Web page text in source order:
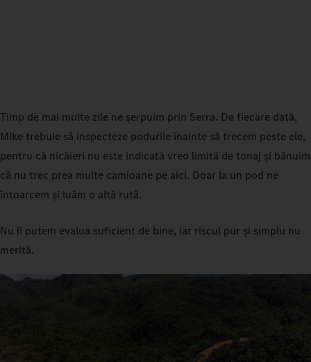
Timp de mai multe zile ne șerpuim prin Serra. De fiecare dată,
Mike trebuie să inspecteze podurile înainte să trecem peste ele,
pentru că nicăieri nu este indicată vreo limită de tonaj și bănuim
că nu trec prea multe camioane pe aici. Doar la un pod ne
întoarcem și luăm o altă rută.
Nu îl putem evalua suficient de bine, iar riscul pur și simplu nu
merită.